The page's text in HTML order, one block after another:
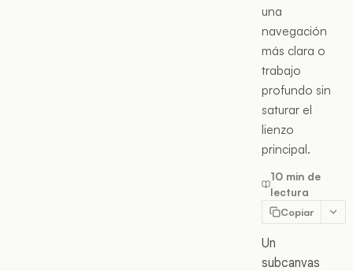
una
navegación
más clara o
trabajo
profundo sin
saturar el
lienzo
principal.
10 min de
lectura
Copiar
Un
subcanvas